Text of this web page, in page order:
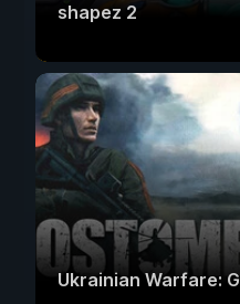
shapez 2
Ukrainian Warfare: